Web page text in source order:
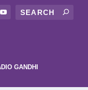
GANDHI